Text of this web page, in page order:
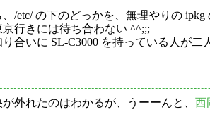
/etc/ の下のどっかを、無理やりの
行きには待ち合わない ^^;;;
合いに SL-C3000 を持っている人が
外れたのはわかるが、うーーんと、 西